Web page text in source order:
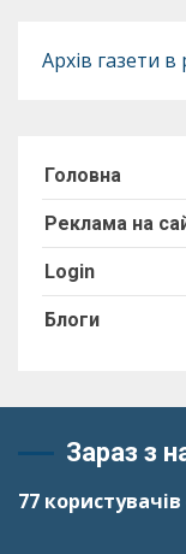
Архів газети в
Головна
Реклама на
Login
Блоги
Зараз з
77 користувачів